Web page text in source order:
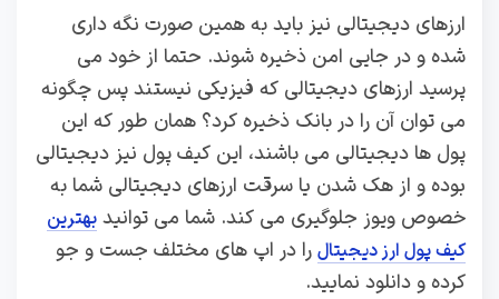
ارزهای دیجیتالی نیز باید به همین صورت نگه داری
شده و در جایی امن ذخیره شوند. حتما از خود می
پرسید ارزهای دیجیتالی که فیزیکی نیستند پس چگونه
می توان آن را در بانک ذخیره کرد؟ همان طور که این
پول ها دیجیتالی می باشند، این کیف پول نیز دیجیتالی
بوده و از هک شدن یا سرقت ارزهای دیجیتالی شما به
خصوص ویوز جلوگیری می کند. شما می توانید بهترین
کیف پول ارز دیجیتال را در اپ های مختلف جست و جو
کرده و دانلود نمایید.